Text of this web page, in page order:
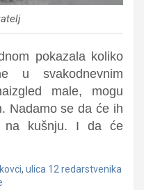
pokazala koliko
u svakodnevnim
male, mogu
Nadamo se da će ih
na kušnju. I da će
, ulica 12 redarstvenika